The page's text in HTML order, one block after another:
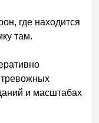
где находится
там.
и масштабах